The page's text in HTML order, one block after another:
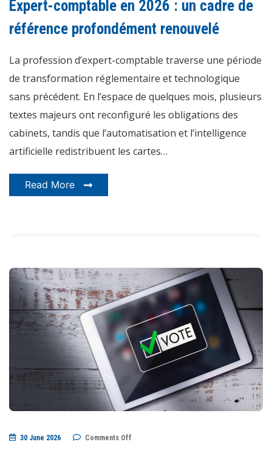
2026
un
cadre
profondément
renouvelé
Expert-comptable en 2026 : un cadre de
référence profondément renouvelé
La profession d’expert-comptable traverse une période
de transformation réglementaire et technologique
sans précédent. En l’espace de quelques mois, plusieurs
textes majeurs ont reconfiguré les obligations des
cabinets, tandis que l’automatisation et l’intelligence
artificielle redistribuent les cartes…
Read More
30 June 2026 Comments Off